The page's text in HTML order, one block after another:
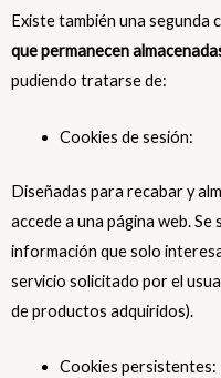
Existe también una segunda
que permanecen
pudiendo tratarse de:
Cookies de sesión:
Diseñadas para recabar y
accede a una página web.
información que solo
servicio solicitado por el
de productos adquiridos).
Cookies persistentes: